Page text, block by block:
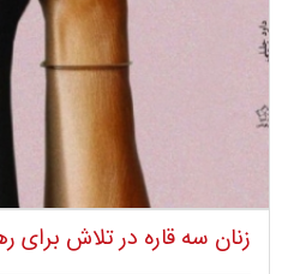
زنان سه قاره در تلاش برای